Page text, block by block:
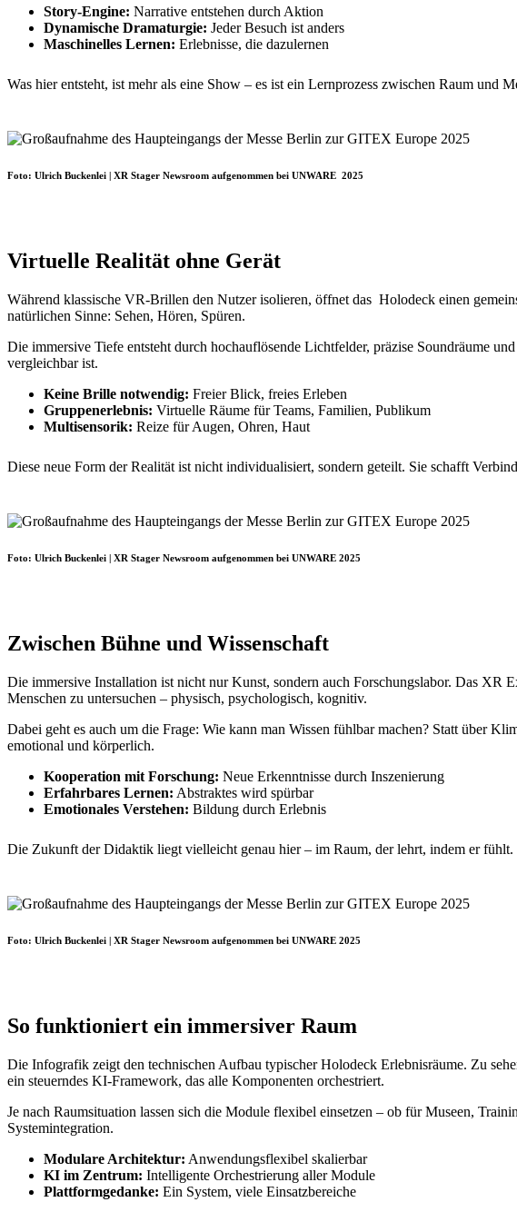
Story-Engine: Narrative entstehen durch Aktion
Dynamische Dramaturgie: Jeder Besuch ist anders
Maschinelles Lernen: Erlebnisse, die dazulernen
Was hier entsteht, ist mehr als eine Show – es ist ein Lernprozess zwischen Raum und
Foto: Ulrich Buckenlei | XR Stager Newsroom aufgenommen bei UNWARE 2025
Virtuelle Realität ohne Gerät
Während klassische VR-Brillen den Nutzer isolieren, öffnet das Holodeck einen
natürlichen Sinne: Sehen, Hören, Spüren.
Die immersive Tiefe entsteht durch hochauflösende Lichtfelder, präzise Soundräume
vergleichbar ist.
Keine Brille notwendig: Freier Blick, freies Erleben
Gruppenerlebnis: Virtuelle Räume für Teams, Familien, Publikum
Multisensorik: Reize für Augen, Ohren, Haut
Diese neue Form der Realität ist nicht individualisiert, sondern geteilt. Sie schafft
Foto: Ulrich Buckenlei | XR Stager Newsroom aufgenommen bei UNWARE 2025
Zwischen Bühne und Wissenschaft
Die immersive Installation ist nicht nur Kunst, sondern auch Forschungslabor. Das XR
Menschen zu untersuchen – physisch, psychologisch, kognitiv.
Dabei geht es auch um die Frage: Wie kann man Wissen fühlbar machen? Statt über
emotional und körperlich.
Kooperation mit Forschung: Neue Erkenntnisse durch Inszenierung
Erfahrbares Lernen: Abstraktes wird spürbar
Emotionales Verstehen: Bildung durch Erlebnis
Die Zukunft der Didaktik liegt vielleicht genau hier – im Raum, der lehrt, indem er fühlt.
Foto: Ulrich Buckenlei | XR Stager Newsroom aufgenommen bei UNWARE 2025
So funktioniert ein immersiver Raum
Die Infografik zeigt den technischen Aufbau typischer Holodeck Erlebnisräume. Zu
ein steuerndes KI-Framework, das alle Komponenten orchestriert.
Je nach Raumsituation lassen sich die Module flexibel einsetzen – ob für Museen,
Systemintegration.
Modulare Architektur: Anwendungsflexibel skalierbar
KI im Zentrum: Intelligente Orchestrierung aller Module
Plattformgedanke: Ein System, viele Einsatzbereiche